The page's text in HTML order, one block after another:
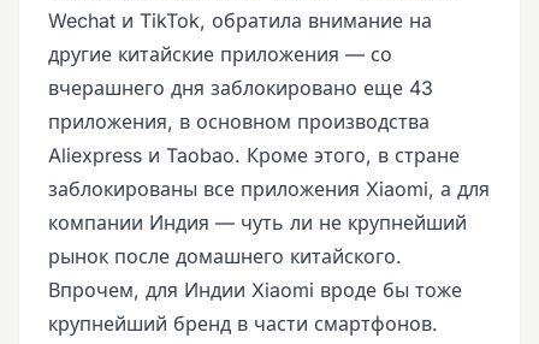
Wechat и TikTok, обратила внимание на
другие китайские приложения — со
вчерашнего дня заблокировано еще 43
приложения, в основном производства
Aliexpress и Taobao. Кроме этого, в стране
заблокированы все приложения Xiaomi, а для
компании Индия — чуть ли не крупнейший
рынок после домашнего китайского.
Впрочем, для Индии Xiaomi вроде бы тоже
крупнейший бренд в части смартфонов.